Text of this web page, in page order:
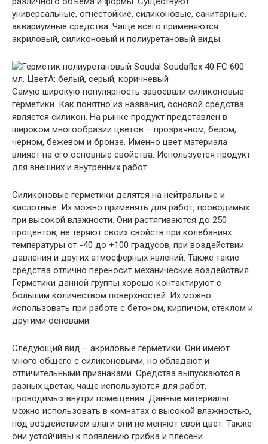
универсальные, огнестойкие, силиконовые, санитарные,
аквариумные средства. Чаще всего применяются
акриловый, силиконовый и полиуретановый виды.
Самую широкую популярность завоевали силиконовые
герметики. Как понятно из названия, основой средства
является силикон. На рынке продукт представлен в
широком многообразии цветов – прозрачном, белом,
черном, бежевом и бронзе. Именно цвет материала
влияет на его основные свойства. Используется продукт
для внешних и внутренних работ.
Силиконовые герметики делятся на нейтральные и
кислотные. Их можно применять для работ, проводимых
при высокой влажности. Они растягиваются до 250
процентов, не теряют своих свойств при колебаниях
температуры от -40 до +100 градусов, при воздействии
давления и других атмосферных явлений. Также такие
средства отлично переносит механические воздействия.
Герметики данной группы хорошо контактируют с
большим количеством поверхностей. Их можно
использовать при работе с бетоном, кирпичом, стеклом и
другими основами.
Следующий вид – акриловые герметики. Они имеют
много общего с силиконовыми, но обладают и
отличительными признаками. Средства выпускаются в
разных цветах, чаще используются для работ,
проводимых внутри помещения. Данные материалы
можно использовать в комнатах с высокой влажностью,
под воздействием влаги они не меняют свой цвет. Также
они устойчивы к появлению грибка и плесени.